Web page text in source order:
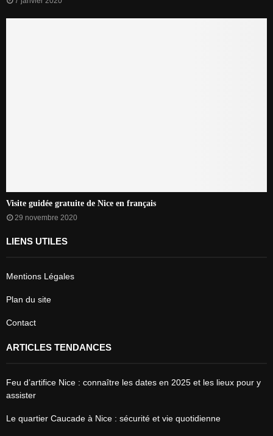
Visite guidée gratuite de Nice en français
29 novembre 2020
LIENS UTILES
Mentions Légales
Plan du site
Contact
ARTICLES TENDANCES
Feu d’artifice Nice : connaître les dates en 2025 et les lieux pour y
assister
Le quartier Caucade à Nice : sécurité et vie quotidienne